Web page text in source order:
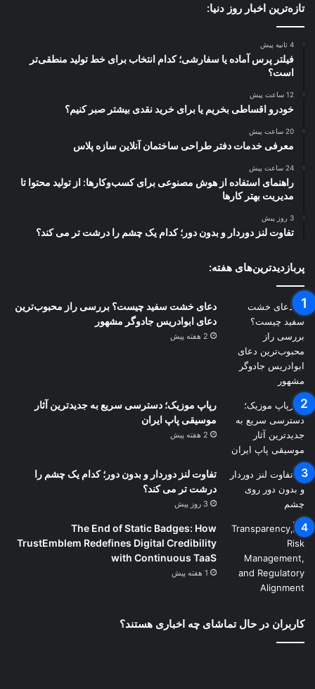
تازه‌ترین اخبار روز دنیا:
4 ثانیه پیش
فیلتر پرس آماده یا سفارشی؛ کدام انتخاب برای خط تولید منطقی‌تر
است؟
12 ساعت پیش
خودرو اقساطی بخریم یا برای خرید نقدی بیشتر صبر کنیم؟
20 ساعت پیش
معرفی خدمات دفتر طراحی ساختمان آنلاین سازه پلاس
24 ساعت پیش
راهنمای استفاده از هوش مصنوعی برای کسب‌وکارها: از تولید محتوا تا
مدیریت بهتر کارها
3 روز پیش
تفاوت لنز دوردار و بدون دور؛ کدام یک چشم را درشت تر می کند؟
پربازدیدترین‌های هفته:
دعای خشت سفید چیست؟ بررسی راز محبوب‌ترین
دعای ابوادریس جادوگر مشهور
2 هفته پیش
رپاپ موزیک؛ دسترسی سریع به جدیدترین آثار
موسیقی پاپ ایران
2 هفته پیش
تفاوت لنز دوردار و بدون دور؛ کدام یک چشم را
درشت تر می کند؟
3 روز پیش
The End of Static Badges: How
TrustEmblem Redefines Digital Credibility
with Continuous TaaS
1 هفته پیش
کاربران در حال تماشای چه اخباری هستند؟